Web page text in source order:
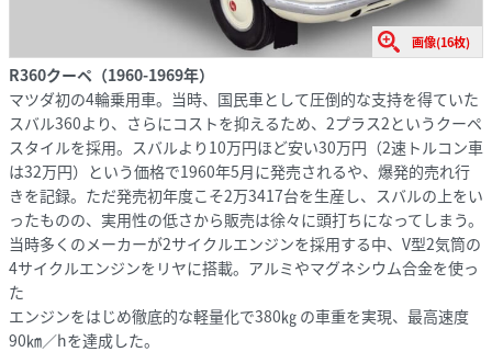
画像(16枚)
R360クーペ（1960-1969年）
マツダ初の4輪乗用車。当時、国民車として圧倒的な支持を得ていた
スバル360より、さらにコストを抑えるため、2プラス2というクーペ
スタイルを採用。スバルより10万円ほど安い30万円（2速トルコン車
は32万円）という価格で1960年5月に発売されるや、爆発的売れ行
きを記録。ただ発売初年度こそ2万3417台を生産し、スバルの上をい
ったものの、実用性の低さから販売は徐々に頭打ちになってしまう。
当時多くのメーカーが2サイクルエンジンを採用する中、V型2気筒の
4サイクルエンジンをリヤに搭載。アルミやマグネシウム合金を使っ
た
エンジンをはじめ徹底的な軽量化で380㎏ の車重を実現、最高速度
90㎞／hを達成した。